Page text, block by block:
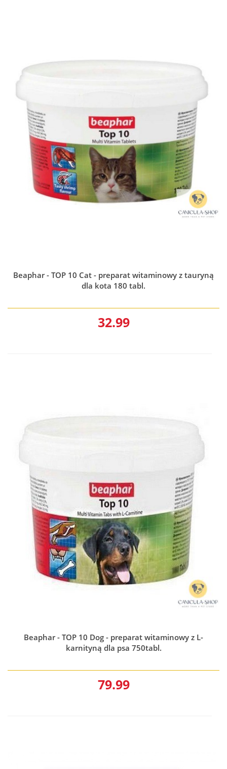
Beaphar - TOP 10 Cat - preparat witaminowy z tauryną
dla kota 180 tabl.
32.99
Beaphar - TOP 10 Dog - preparat witaminowy z L-
karnityną dla psa 750tabl.
79.99